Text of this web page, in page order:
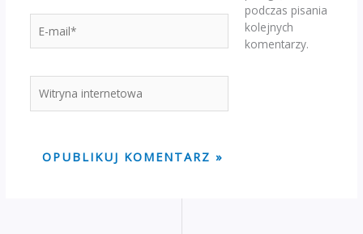
mail*
internetowa
podczas pisania
kolejnych
komentarzy.